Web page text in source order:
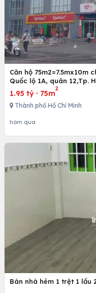
Căn hộ 75m2=7.5mx10m
Quốc lộ 1A, quân 12,Tp.
1.95 tỷ · 75m
2
Thành phố Hồ Chí Minh
hôm qua
Bán nhà hẻm 1 trệt 1 lầu